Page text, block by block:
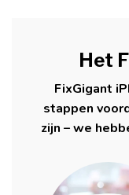
Het
FixGigant
stappen
zijn – we